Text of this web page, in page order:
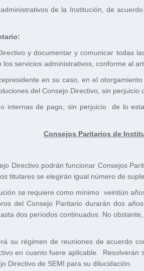
de la Institución, de
y documentar y comunicar
servicios administrativos, conforme al
en su caso, en el
del Consejo Directivo, sin perjuicio
internas de pago, sin perjuicio de lo
Consejos Paritarios de
Directivo podrán funcionar Consejos
titulares se elegirán igual número de
se requiere como mínimo veintiún
del Consejo Paritario durarán dos
dos períodos continuados. No
su régimen de reuniones de acuerdo
en cuanto fuere aplicable.
Directivo de SEMI para su dilucidación.